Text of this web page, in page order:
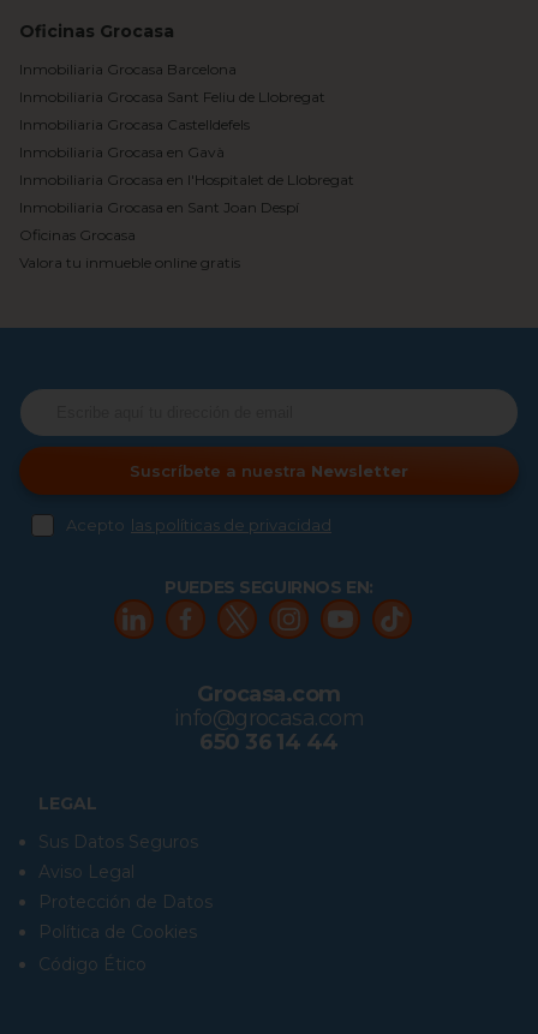
Oficinas Grocasa
Inmobiliaria Grocasa Barcelona
Inmobiliaria Grocasa Sant Feliu de Llobregat
Inmobiliaria Grocasa Castelldefels
Inmobiliaria Grocasa en Gavà
Inmobiliaria Grocasa en l'Hospitalet de Llobregat
Inmobiliaria Grocasa en Sant Joan Despí
Oficinas Grocasa
Valora tu inmueble online gratis
Suscríbete a nuestra Newsletter
Acepto las políticas de privacidad
LEGAL
Sus Datos Seguros
Aviso Legal
Protección de Datos
Política de Cookies
Código Ético
PUEDES SEGUIRNOS EN:
Grocasa.com
info@grocasa.com
650 36 14 44